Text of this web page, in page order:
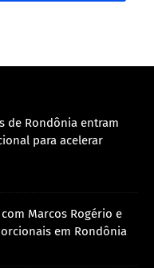
de Rondônia entram
para acelerar
Marcos Rogério e
em Rondônia